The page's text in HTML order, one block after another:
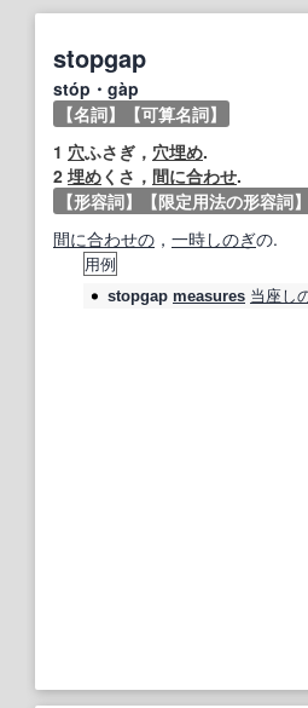
stopgap
stóp・gàp
【名詞】
【可算名詞】
1 穴ふさぎ， 穴埋め.
2 埋めくさ， 間に合わせ.
【形容詞】
【限定用法の形容詞】
間に合わせの ， 一時しのぎの.
用例
stopgap measures 当座し